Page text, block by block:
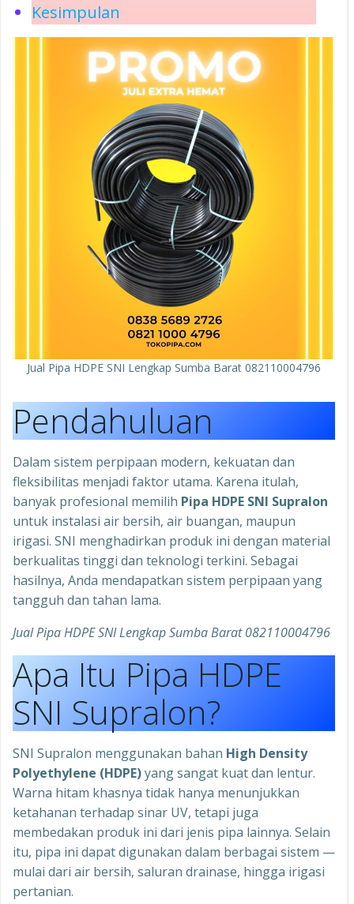
Kesimpulan
Jual Pipa HDPE SNI Lengkap Sumba Barat 082110004796
Pendahuluan
Dalam sistem perpipaan modern, kekuatan dan
fleksibilitas menjadi faktor utama. Karena itulah,
banyak profesional memilih Pipa HDPE SNI Supralon
untuk instalasi air bersih, air buangan, maupun
irigasi. SNI menghadirkan produk ini dengan material
berkualitas tinggi dan teknologi terkini. Sebagai
hasilnya, Anda mendapatkan sistem perpipaan yang
tangguh dan tahan lama.
Jual Pipa HDPE SNI Lengkap Sumba Barat 082110004796
Apa Itu Pipa HDPE
SNI Supralon?
SNI Supralon menggunakan bahan High Density
Polyethylene (HDPE)yang sangat kuat dan lentur.
Warna hitam khasnya tidak hanya menunjukkan
ketahanan terhadap sinar UV, tetapi juga
membedakan produk ini dari jenis pipa lainnya. Selain
itu, pipa ini dapat digunakan dalam berbagai sistem —
mulai dari air bersih, saluran drainase, hingga irigasi
pertanian.